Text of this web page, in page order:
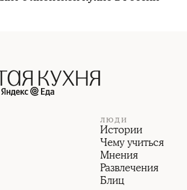
ЛЮДИ
Истории
Чему учиться
Мнения
Развлечения
Блиц